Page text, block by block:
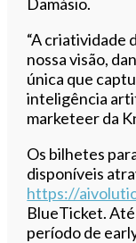
“A criatividade
nossa visão,
única que
inteligência
marketeer da
Os bilhetes
disponíveis
https://
BlueTicket.
período de